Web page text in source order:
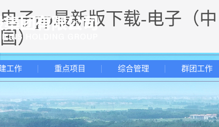
电子pp最新版下载-电子（中
国）
工作 重点项目 综合管理 群团工作